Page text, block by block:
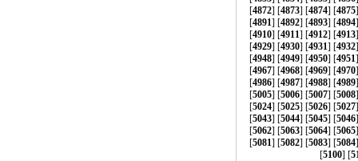
[4872] [4873] [4874] [4875
[4891] [4892] [4893] [4894
[4910] [4911] [4912] [4913
[4929] [4930] [4931] [4932
[4948] [4949] [4950] [4951
[4967] [4968] [4969] [4970
[4986] [4987] [4988] [4989
[5005] [5006] [5007] [5008
[5024] [5025] [5026] [5027
[5043] [5044] [5045] [5046
[5062] [5063] [5064] [5065
[5081] [5082] [5083] [5084
[5100] [